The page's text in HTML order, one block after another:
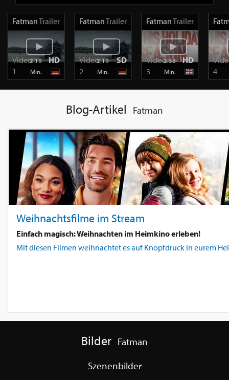
FatmanTrailer
Video
1
2:19
Min.
HD
FatmanTrailer
Video
2
2:19
Min.
SD
FatmanTrailer
Video
3
2:38
Min.
HD
4
Blog-Artikel Fatman
Weihnachtsfilme im Stream
Einfach magisch: Weihnachten im Heimkino erleben!
Mit diesen Filmen weihnachtet es auf Knopfdruck in eurem
Bilder Fatman
Szenenbilder